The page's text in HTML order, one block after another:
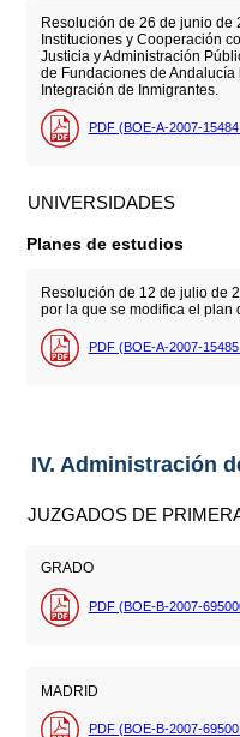
Resolución de 26 de junio de
Instituciones y Cooperación
Justicia y Administración
de Fundaciones de
Integración de Inmigrantes.
PDF (BOE-A-2007-
UNIVERSIDADES
Planes de estudios
Resolución de 12 de julio de
por la que se modifica el plan
PDF (BOE-A-2007-15485
IV. Administración
JUZGADOS DE
GRADO
PDF (BOE-B-2007-
MADRID
PDF (BOE-B-2007-